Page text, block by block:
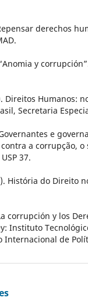
derechos
y
Direitos Humanos:
Secretaria
e
a corrupção, o
37.
História do Direito
corrupción y los
Instituto
Internacional de